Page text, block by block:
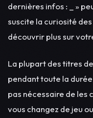
dernières infos : _ »
suscite la curiosité
découvrir plus sur
La plupart des titres
pendant toute la
pas nécessaire de les
vous changez de jeu